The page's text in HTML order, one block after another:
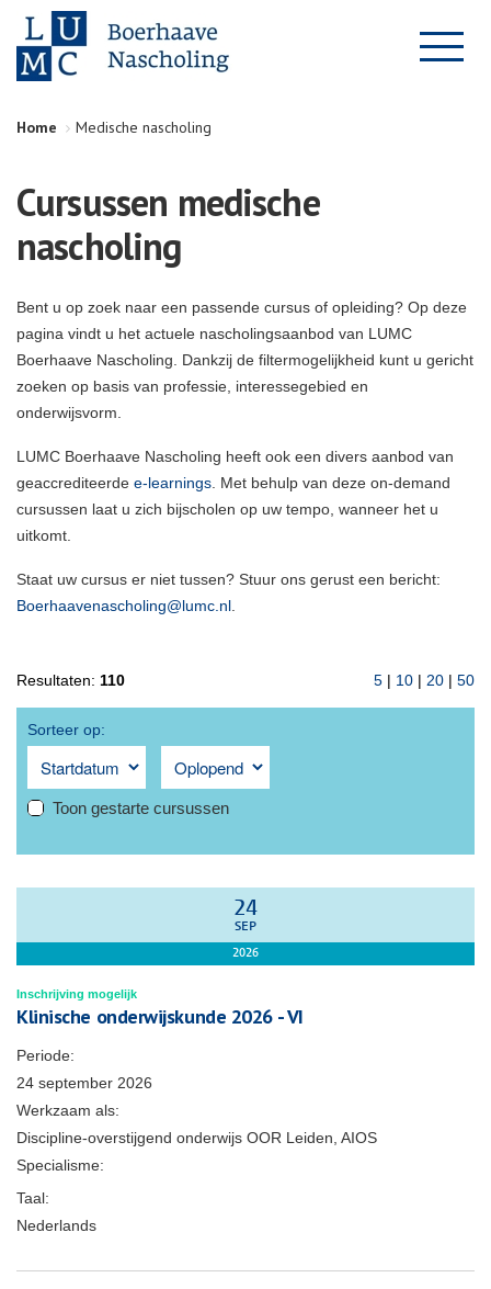
Home Medische nascholing
Cursussen medische
nascholing
Bent u op zoek naar een passende cursus of opleiding? Op deze
pagina vindt u het actuele nascholingsaanbod van LUMC
Boerhaave Nascholing. Dankzij de filtermogelijkheid kunt u gericht
zoeken op basis van professie, interessegebied en
onderwijsvorm.
LUMC Boerhaave Nascholing heeft ook een divers aanbod van
geaccrediteerde e-learnings . Met behulp van deze on-demand
cursussen laat u zich bijscholen op uw tempo, wanneer het u
uitkomt.
Staat uw cursus er niet tussen? Stuur ons gerust een bericht:
Boerhaavenascholing@lumc.nl
Resultaten: 110 5 | 10 | 20 | 50
Sorteer op:
Toon gestarte cursussen
24
SEP
2026
Inschrijving mogelijk
Klinische onderwijskunde 2026 - VI
Periode:
24 september 2026
Werkzaam als:
Discipline-overstijgend onderwijs OOR Leiden, AIOS
Specialisme:
Taal:
Nederlands